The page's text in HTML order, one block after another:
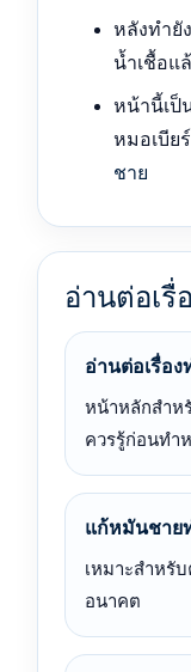
หลังทำยั
น้ำเชื้อแ
หน้านี้เป็
หมอเบีย
ชาย
อ่านต่อเ
อ่านต่อเรื่อ
หน้าหลักสำห
ควรรู้ก่อนทำ
แก้หมันชาย
เหมาะสำหรั
อนาคต